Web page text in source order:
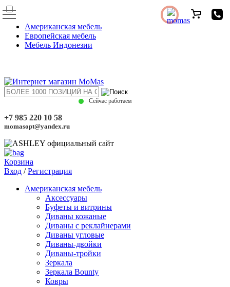
Американская мебель
Европейская мебель
Мебель Индонезии
Сейчас работаем
+7 985 220 10 58
momasopt@yandex.ru
Корзина
Вход /Регистрация
Американская мебель
Аксессуары
Буфеты и витрины
Диваны кожаные
Диваны с реклайнерами
Диваны угловые
Диваны-двойки
Диваны-тройки
Зеркала
Зеркала Bounty
Ковры